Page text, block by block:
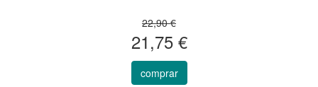
22,90 €
21,75 €
comprar